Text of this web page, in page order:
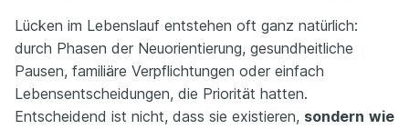
Lücken im Lebenslauf entstehen oft ganz natürlich:
durch Phasen der Neuorientierung, gesundheitliche
Pausen, familiäre Verpflichtungen oder einfach
Lebensentscheidungen, die Priorität hatten.
Entscheidend ist nicht, dass sie existieren, sondern wie